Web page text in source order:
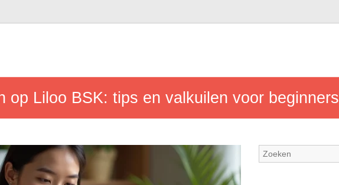
op Liloo BSK: tips en valkuilen voor beginners